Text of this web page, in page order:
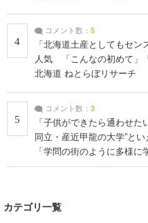
4
コメント数： 5
「北海道土産としてもセン
人気 「こんなの初めて」
北海道 ねとらぼリサーチ
5
コメント数： 3
「子供ができたら通わせ
同立・産近甲龍の大学”と
「学問の街のように多様に
| 大学 ねとらぼリサーチ
カテゴリ一覧